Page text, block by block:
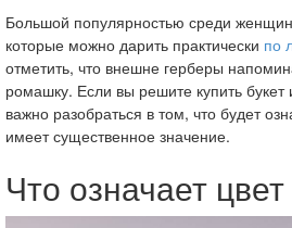
Большой популярностью среди
которые можно дарить практически по
отметить, что внешне герберы
ромашку. Если вы решите купить букет
важно разобраться в том, что будет
имеет существенное значение.
Что означает